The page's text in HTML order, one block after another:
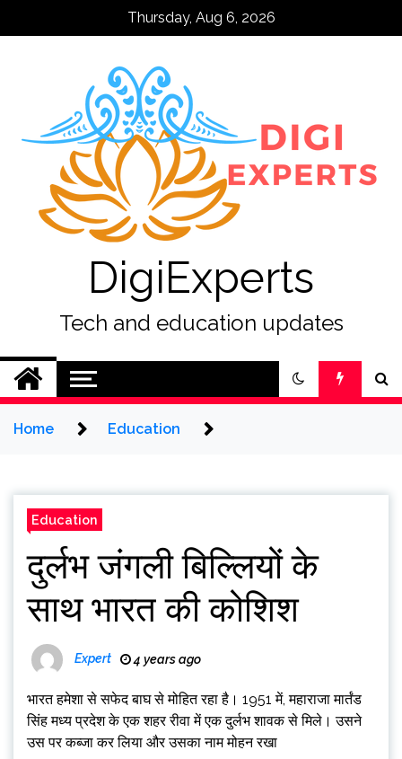
Thursday, Aug 6, 2026
DigiExperts
Tech and education updates
Home Education
Education
दुर्लभ जंगली बिल्लियों के
साथ भारत की कोशिश
Expert 4 years ago
भारत हमेशा से सफेद बाघ से मोहित रहा है। 1951 में, महाराजा मार्तंड
सिंह मध्य प्रदेश के एक शहर रीवा में एक दुर्लभ शावक से मिले। उसने
उस पर कब्जा कर लिया और उसका नाम मोहन रखा